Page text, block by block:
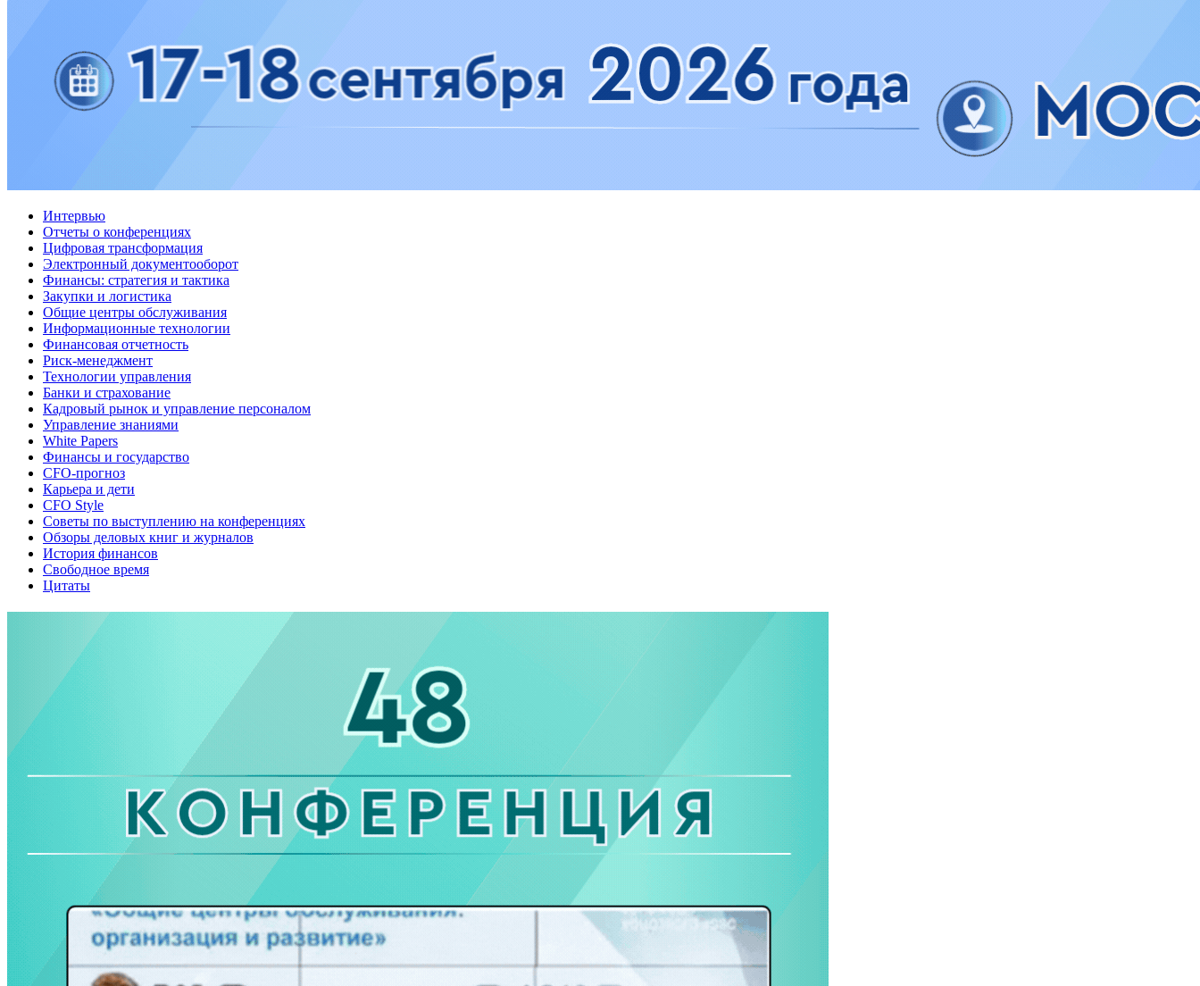
Интервью
Отчеты о конференциях
Цифровая трансформация
Электронный документооборот
Финансы: стратегия и тактика
Закупки и логистика
Общие центры обслуживания
Информационные технологии
Финансовая отчетность
Риск-менеджмент
Технологии управления
Банки и страхование
Кадровый рынок и управление персоналом
Управление знаниями
White Papers
Финансы и государство
CFO-прогноз
Карьера и дети
CFO Style
Советы по выступлению на конференциях
Обзоры деловых книг и журналов
История финансов
Свободное время
Цитаты